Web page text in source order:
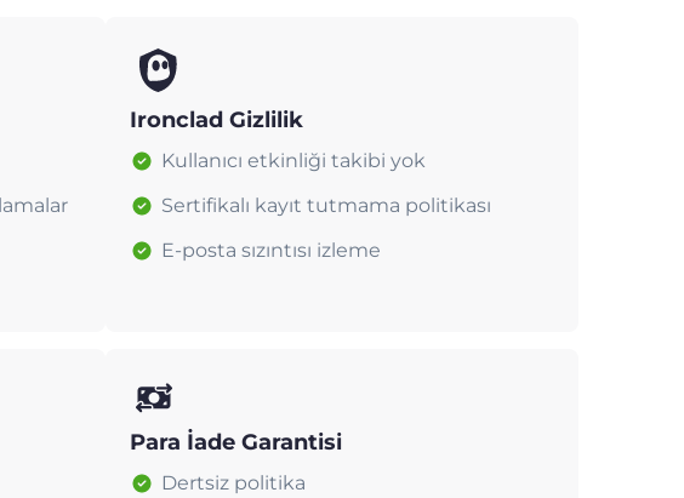
Ironclad Gizlilik
Kullanıcı etkinliği takibi yok
Sertifikalı kayıt tutmama politikası
E-posta sızıntısı izleme
Para İade Garantisi
Dertsiz politika